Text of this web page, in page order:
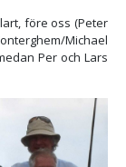
före oss (Peter
Michael
Per och Lars